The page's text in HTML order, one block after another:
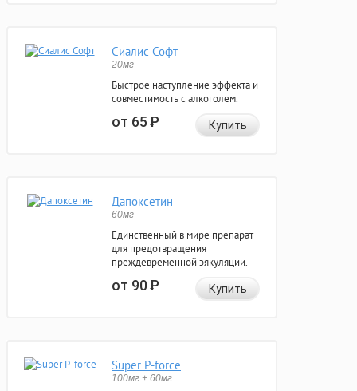
Сиалис Софт
20мг
Быстрое наступление эффекта и
совместимость с алкоголем.
от 65Р Купить
Дапоксетин
60мг
Единственный в мире препарат
для предотвращения
преждевременной эякуляции.
от 90Р Купить
Super P-force
100мг + 60мг